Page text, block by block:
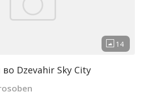
Dzevahir Sky City